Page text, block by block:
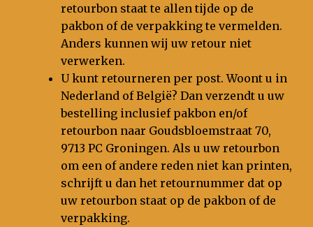
retourbon staat te allen tijde op de
pakbon of de verpakking te vermelden.
Anders kunnen wij uw retour niet
verwerken.
U kunt retourneren per post. Woont u in
Nederland of België? Dan verzendt u uw
bestelling inclusief pakbon en/of
retourbon naar Goudsbloemstraat 70,
9713 PC Groningen. Als u uw retourbon
om een of andere reden niet kan printen,
schrijft u dan het retournummer dat op
uw retourbon staat op de pakbon of de
verpakking.